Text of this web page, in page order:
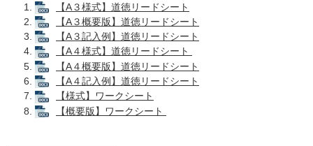
【A３様式】道徳リードシート
【A３概要版】道徳リードシート
【A３記入例】道徳リードシート
【A４様式】道徳リードシート
【A４概要版】道徳リードシート
【A４記入例】道徳リードシート
【様式】ワークシート
【概要版】ワークシート